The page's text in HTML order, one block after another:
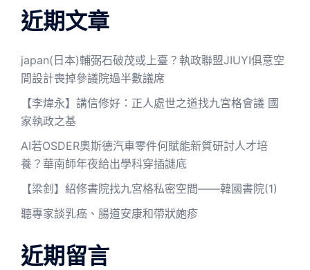
近期文章
japan(日本)輔弼石破茂或上臺？執政聯盟JIUYI俱意空
間設計喪掉參議院過半數議席
【李煒永】講信修好：正人處世之道找九宮格會議 國
家執政之基
AI若OSDER奧斯德汽車零件何賦能新質研討人才培
養？華南師年夜給出學科穿插謎底
【梁釗】紹修書院找九宮格私密空間——韓國書院(1)
聽專家談乳癌、腸道安康和帶狀皰疹
近期留言